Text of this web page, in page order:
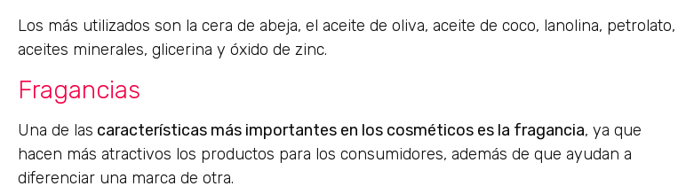
Los más utilizados son la cera de abeja, el aceite de oliva, aceite de coco, lanolina, petrolato,
aceites minerales, glicerina y óxido de zinc.
Fragancias
Una de las características más importantes en los cosméticos es la fragancia, ya que
hacen más atractivos los productos para los consumidores, además de que ayudan a
diferenciar una marca de otra.